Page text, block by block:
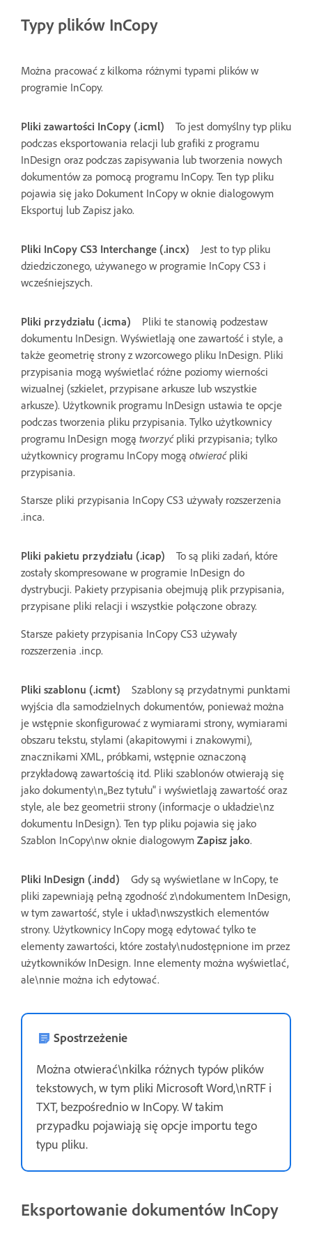
Typy plików InCopy
Można pracować z kilkoma różnymi typami plików w
programie InCopy.
Pliki zawartości InCopy (.icml)
To jest domyślny typ pliku
podczas eksportowania relacji lub grafiki z programu
InDesign oraz podczas zapisywania lub tworzenia nowych
dokumentów za pomocą programu InCopy. Ten typ pliku
pojawia się jako Dokument InCopy w oknie dialogowym
Eksportuj lub Zapisz jako.
Pliki InCopy CS3 Interchange (.incx)
Jest to typ pliku
dziedziczonego, używanego w programie InCopy CS3 i
wcześniejszych.
Pliki przydziału (.icma)
Pliki te stanowią podzestaw
dokumentu InDesign. Wyświetlają one zawartość i style, a
także geometrię strony z wzorcowego pliku InDesign. Pliki
przypisania mogą wyświetlać różne poziomy wierności
wizualnej (szkielet, przypisane arkusze lub wszystkie
arkusze). Użytkownik programu InDesign ustawia te opcje
podczas tworzenia pliku przypisania. Tylko użytkownicy
programu InDesign mogą tworzyćpliki przypisania; tylko
użytkownicy programu InCopy mogą otwieraćpliki
przypisania.
Starsze pliki przypisania InCopy CS3 używały rozszerzenia
.inca.
Pliki pakietu przydziału (.icap)
To są pliki zadań, które
zostały skompresowane w programie InDesign do
dystrybucji. Pakiety przypisania obejmują plik przypisania,
przypisane pliki relacji i wszystkie połączone obrazy.
Starsze pakiety przypisania InCopy CS3 używały
rozszerzenia .incp.
Pliki szablonu (.icmt)
Szablony są przydatnymi punktami
wyjścia dla samodzielnych dokumentów, ponieważ można
je wstępnie skonfigurować z wymiarami strony, wymiarami
obszaru tekstu, stylami (akapitowymi i znakowymi),
znacznikami XML, próbkami, wstępnie oznaczoną
przykładową zawartością itd. Pliki szablonów otwierają się
jako dokumenty\n„Bez tytułu" i wyświetlają zawartość oraz
style, ale bez geometrii strony (informacje o układzie\nz
dokumentu InDesign). Ten typ pliku pojawia się jako
Szablon InCopy\nw oknie dialogowym Zapisz jako.
Pliki InDesign (.indd)
Gdy są wyświetlane w InCopy, te
pliki zapewniają pełną zgodność z\ndokumentem InDesign,
w tym zawartość, style i układ\nwszystkich elementów
strony. Użytkownicy InCopy mogą edytować tylko te
elementy zawartości, które zostały\nudostępnione im przez
użytkowników InDesign. Inne elementy można wyświetlać,
ale\nnie można ich edytować.
Spostrzeżenie
Można otwierać\nkilka różnych typów plików
tekstowych, w tym pliki Microsoft Word,\nRTF i
TXT, bezpośrednio w InCopy. W takim
przypadku pojawiają się opcje importu tego
typu pliku.
Eksportowanie dokumentów InCopy